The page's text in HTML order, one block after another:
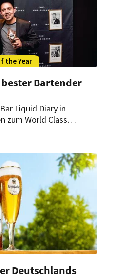
the Year
Bartender
Liquid Diary in
zum World Class
Deutschlands